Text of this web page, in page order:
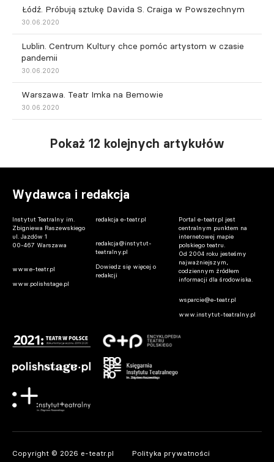
Łódź. Próbują sztukę Davida S. Craiga w Powszechnym
30.06.2020
Lublin. Centrum Kultury chce pomóc artystom w czasie
pandemii
30.06.2020
Warszawa. Teatr Imka na Bemowie
30.06.2020
Pokaż 12 kolejnych artykułów
Wydawca i redakcja
Instytut Teatralny im.
Zbigniewa Raszewskiego
ul. Jazdów 1
00-467 Warszawa
www.e-teatr.pl
www.polishstage.pl
redakcja e-teatr.pl
redakcja@instytut-
teatralny.pl
Dowiedz się więcej o
redakcji
Portal e-teatr.pl jest
centralnym punktem na
internetowej mapie
polskiego teatru.
Od 2004 roku jesteśmy
najważniejszym,
codziennym źródłem
informacji dla środowiska.
wsparcie@e-teatr.pl
www.instytut-teatralny.pl
Copyright © 2026 e-teatr.pl Polityka prywatności